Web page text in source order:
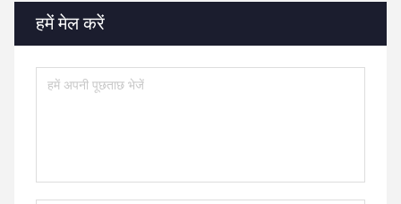
हमें मेल करें